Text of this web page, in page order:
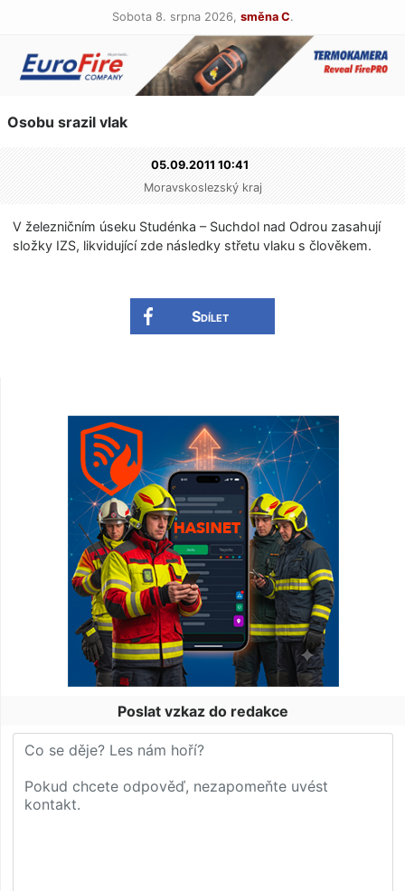
Sobota 8. srpna 2026, směna C.
Osobu srazil vlak
05.09.2011 10:41
Moravskoslezský kraj
V železničním úseku Studénka – Suchdol nad Odrou zasahují
složky IZS, likvidující zde následky střetu vlaku s člověkem.
Sdílet
Poslat vzkaz do redakce